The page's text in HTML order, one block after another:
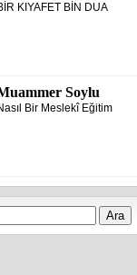
KIYAFET BİN DUA
Soylu
Bir Meslekî Eğitim